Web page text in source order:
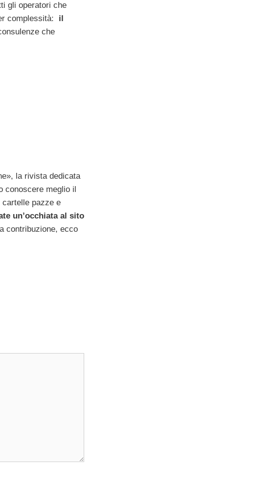
gli operatori che
complessità: il
che
la rivista dedicata
conoscere meglio il
pazze e
un’occhiata al sito
contribuzione, ecco